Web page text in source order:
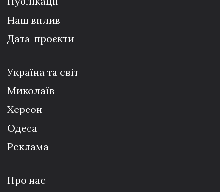
Наш вплив
Дата-проєкти
Україна та світ
Миколаїв
Херсон
Одеса
Реклама
Про нас